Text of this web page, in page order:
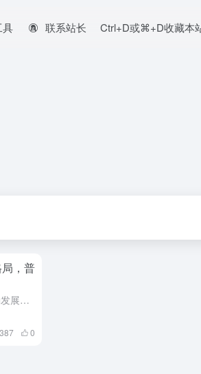
具 联系站长 Ctrl+D或⌘+D收藏本
，普
Manus爆火意味着什么？本文深度解析AI Agent在2026年的发展趋势、应用场景、行业机会与普通人如何布局，帮助你快速看懂新一轮AI生产力革命。
387 0